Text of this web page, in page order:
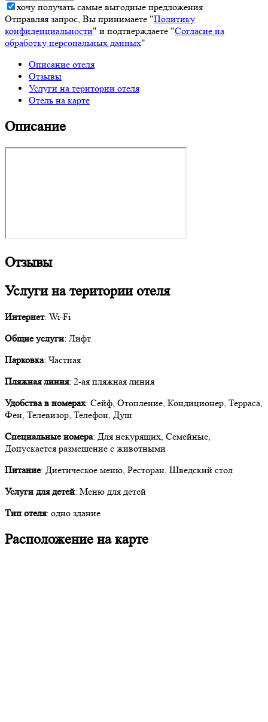
хочу получать самые выгодные предложения
Отправляя запрос, Вы принимаете "Политику
конфиденциальности" и подтверждаете "Согласие на
обработку персональных данных"
Описание отеля
Отзывы
Услуги на територии отеля
Отель на карте
Описание
Отзывы
Услуги на територии отеля
Интернет: Wi-Fi
Общие услуги: Лифт
Парковка: Частная
Пляжная линия: 2-ая пляжная линия
Удобства в номерах: Сейф, Отопление, Кондиционер, Терраса,
Фен, Телевизор, Телефон, Душ
Специальные номера: Для некурящих, Семейные,
Допускается размещение с животными
Питание: Диетическое меню, Ресторан, Шведский стол
Услуги для детей: Меню для детей
Тип отеля: одно здание
Расположение на карте